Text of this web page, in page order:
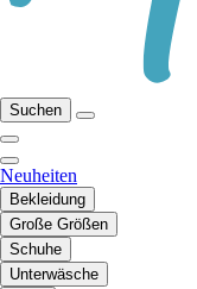
Suchen
Neuheiten
Bekleidung
Große Größen
Schuhe
Unterwäsche